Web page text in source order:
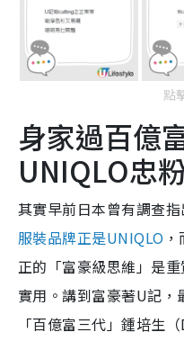
點
身家過百億
UNIQLO忠
其實早前日本曾有調查
服裝品牌正是UNIQLO
正的「富豪級思維」是
實用。講到富豪著U記
「百億富三代」鍾培生